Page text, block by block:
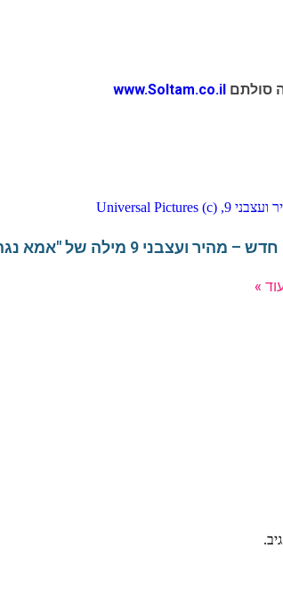
סולתם www.Soltam.co.il
– מהיר ועצבני 9 מילה של "אמא נגה".
»